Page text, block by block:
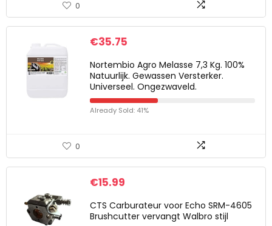
0
€35.75
Nortembio Agro Melasse 7,3 Kg. 100%
Natuurlijk. Gewassen Versterker.
Universeel. Ongezwaveld.
Already Sold: 41%
0
€15.99
CTS Carburateur voor Echo SRM-4605
Brushcutter vervangt Walbro stijl